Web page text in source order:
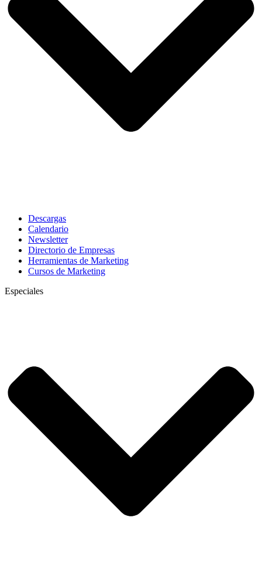
Descargas
Calendario
Newsletter
Directorio de Empresas
Herramientas de Marketing
Cursos de Marketing
Especiales